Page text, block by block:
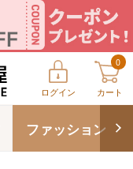
ログイン
0
カート
ファッション